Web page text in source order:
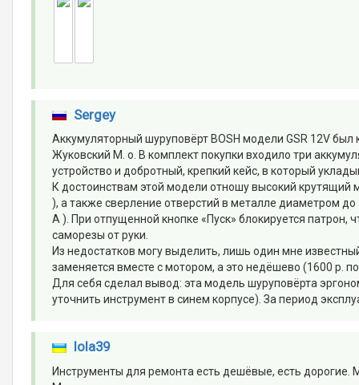
Sergey
Аккумуляторный шуруповёрт BOSH модели GSR 12V
Жуковский М. о. В комплект покупки входило три
устройство и добротный, крепкий кейс, в который
К достоинствам этой модели отношу высокий
), а также сверление отверстий в металле диаметром
А ). При отпущенной кнопке «Пуск» блокируется
саморезы от руки.
Из недостатков могу выделить, лишь один мне
заменяется вместе с мотором, а это недёшево (1600 р. по
Для себя сделал вывод: эта модель шуруповёрта
уточнить инструмент в синем корпусе). За период
lola39
Инструменты для ремонта есть дешёвые, есть